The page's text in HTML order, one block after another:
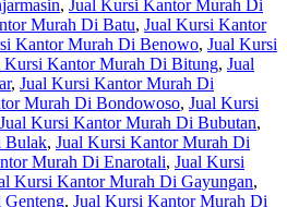
, Jual Kursi Kantor Murah Di
Murah Di Batu, Jual Kursi Kantor
Kantor Murah Di Benowo, Jual Kursi
Kursi Kantor Murah Di Bitung, Jual
, Jual Kursi Kantor Murah Di
Murah Di Bondowoso, Jual Kursi
Jual Kursi Kantor Murah Di Bubutan,
Bulak, Jual Kursi Kantor Murah Di
Murah Di Enarotali, Jual Kursi
Kursi Kantor Murah Di Gayungan,
, Jual Kursi Kantor Murah Di